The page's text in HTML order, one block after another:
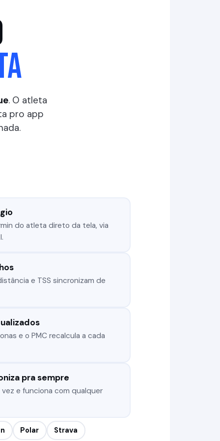
. O atleta
pro app
do atleta direto da tela, via
e TSS sincronizam de
e o PMC recalcula a cada
pra sempre
e funciona com qualquer
Polar Strava